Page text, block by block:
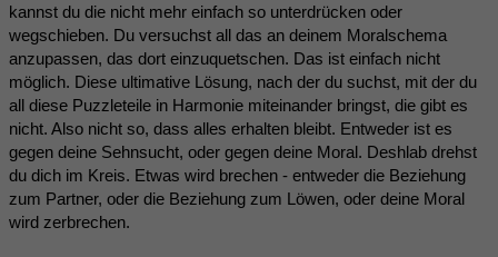
kannst du die nicht mehr einfach so unterdrücken oder
wegschieben. Du versuchst all das an deinem Moralschema
anzupassen, das dort einzuquetschen. Das ist einfach nicht
möglich. Diese ultimative Lösung, nach der du suchst, mit der du
all diese Puzzleteile in Harmonie miteinander bringst, die gibt es
nicht. Also nicht so, dass alles erhalten bleibt. Entweder ist es
gegen deine Sehnsucht, oder gegen deine Moral. Deshlab drehst
du dich im Kreis. Etwas wird brechen - entweder die Beziehung
zum Partner, oder die Beziehung zum Löwen, oder deine Moral
wird zerbrechen.